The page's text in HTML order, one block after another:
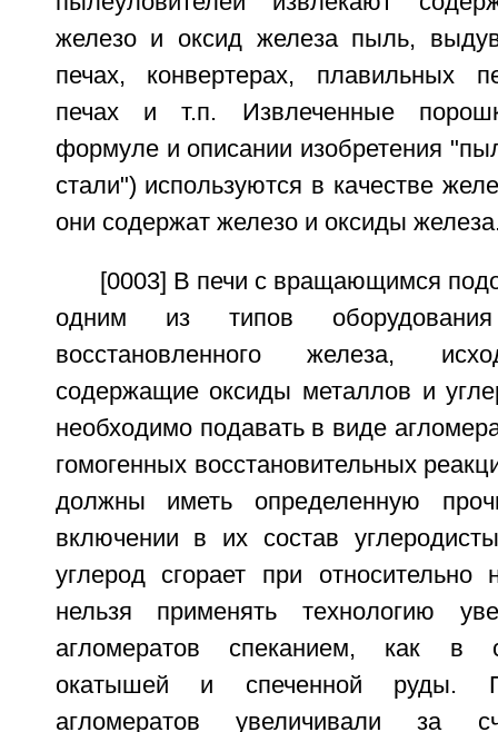
железо и оксид железа пыль,
печах, конвертерах, плавильных
печах и т.п. Извлеченные
формуле и описании изобретения
стали") используются в качестве
они содержат железо и оксиды
[0003] В печи с вращающимся
одним из типов
восстановленного железа,
содержащие оксиды металлов и
необходимо подавать в виде
гомогенных восстановительных
должны иметь определенную
включении в их состав
углерод сгорает при относительно
нельзя применять технологию
агломератов спеканием, как в
окатышей и спеченной руды.
агломератов увеличивали за